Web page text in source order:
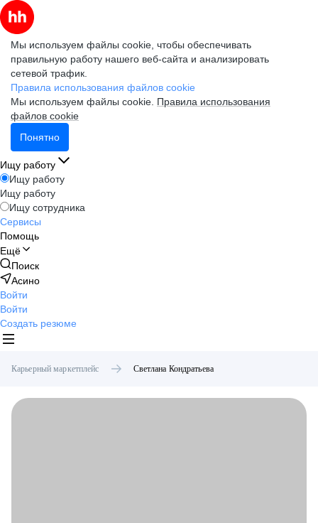
Мы используем файлы cookie, чтобы обеспечивать
правильную работу нашего веб-сайта и анализировать
сетевой трафик.
Правила использования файлов cookie
Мы используем файлы cookie. Правила использования
файлов cookie
Понятно
Ищу работу
Ищу работу
Ищу работу
Ищу сотрудника
Сервисы
Помощь
Ещё
Поиск
Асино
Войти
Войти
Создать резюме
Карьерный маркетплейс Светлана Кондратьева